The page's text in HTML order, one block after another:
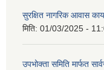
सुरक्षित नागरिक आवास
मिति: 01/03/2025 -
उपभोक्ता समिति मार्फत